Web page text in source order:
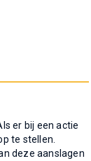
er bij een actie
te stellen.
deze aanslagen